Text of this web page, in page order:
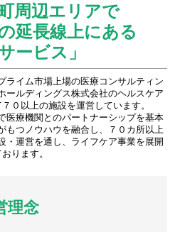
周辺エリアで
延長線上にある
ービス」
ライム市場上場の医療コンサルティン
ルディングス株式会社のヘルスケア
０以上の施設を運営しています。
医療機関とのパートナーシップを基本
もつノウハウを融合し、７０カ所以上
・運営を通し、ライフケア事業を展開
ります。
理念